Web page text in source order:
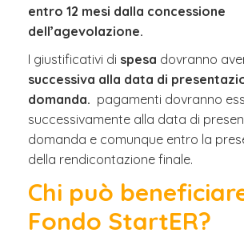
entro 12 mesi dalla concessione
dell’agevolazione.
I giustificativi di spesa dovranno
successiva alla data di
domanda. pagamenti dovranno
successivamente alla data di
domanda e comunque entro la
della rendicontazione finale.
Chi può
Fondo StartER?